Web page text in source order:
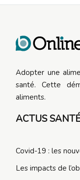
Adopter une
santé. Cette
aliments.
ACTUS SANTÉ
Covid-19 : les
Les impacts de